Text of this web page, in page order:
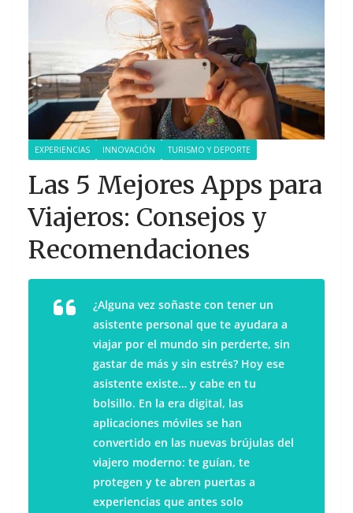
EXPERIENCIAS INNOVACIÓN TURISMO Y DEPORTE
Las 5 Mejores Apps para
Viajeros: Consejos y
Recomendaciones
¿Alguna vez soñaste con tener un
asistente personal que te ayudara a
viajar por el mundo sin perderte, sin
gastar de más y sin estrés? Hoy ese
asistente existe… y cabe en tu
bolsillo. En la era digital, las
aplicaciones móviles se han
convertido en las nuevas brújulas del
viajero moderno: te guían, te
protegen y te abren puertas a
experiencias que antes solo